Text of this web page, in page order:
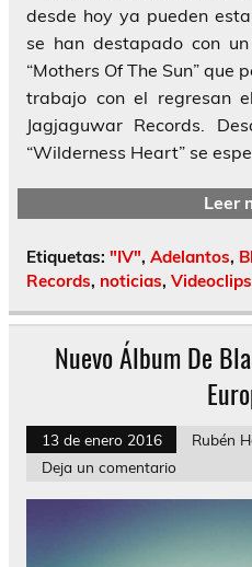
desde hoy ya pueden
se han destapado con
“Mothers Of The Sun” que
trabajo con el regresan
Jagjaguwar Records.
“Wilderness Heart” se
Leer
Etiquetas: "IV", Adelantos,
Records, noticias, Videoclips
Nuevo Álbum De
13 de enero 2016
Rubén
Deja un comentario